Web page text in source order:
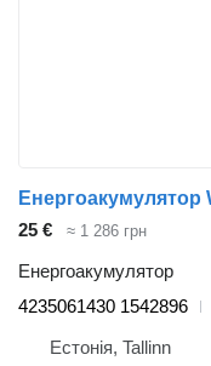
25 € ≈ 1 286 грн
Енергоакумулятор
4235061430 1542896
Естонія, Tallinn